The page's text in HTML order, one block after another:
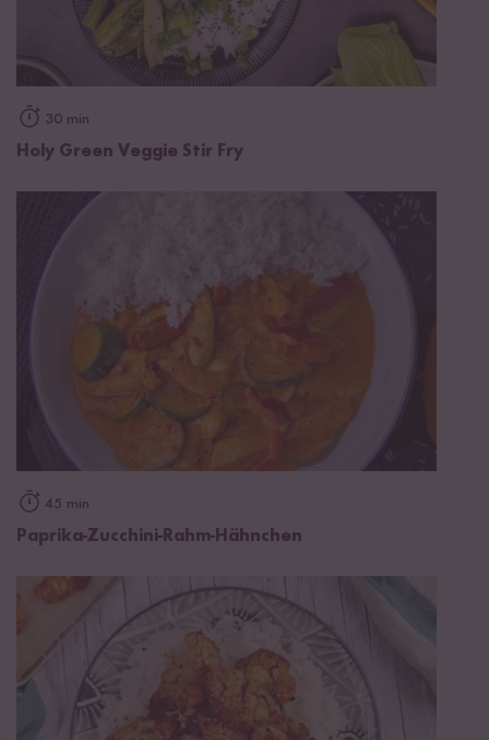
30 min
Holy Green Veggie Stir Fry
45 min
Paprika-Zucchini-Rahm-Hähnchen